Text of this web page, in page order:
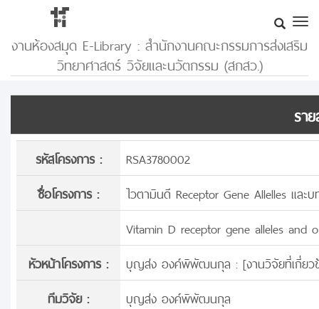
งานห้องสมุด E-Library : สำนักงานคณะกรรมการส่งเสริม
วิทยาศาสตร์ วิจัยและนวัตกรรม (สกสว.)
รา
รหัสโครงการ :
RSA3780002
ชื่อโครงการ :
ไวตามินดี Receptor Gene Allelles และ
Vitamin D receptor gene alleles and
หัวหน้าโครงการ :
บุญส่ง องค์พิพัฒนกุล : [งานวิจัยที่เกี่ย
ทีมวิจัย :
บุญส่ง องค์พิพัฒนกุล